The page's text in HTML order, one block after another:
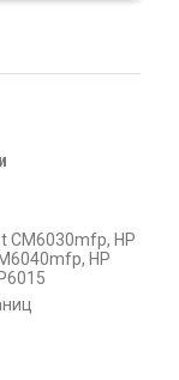
CM6030mfp, HP
HP